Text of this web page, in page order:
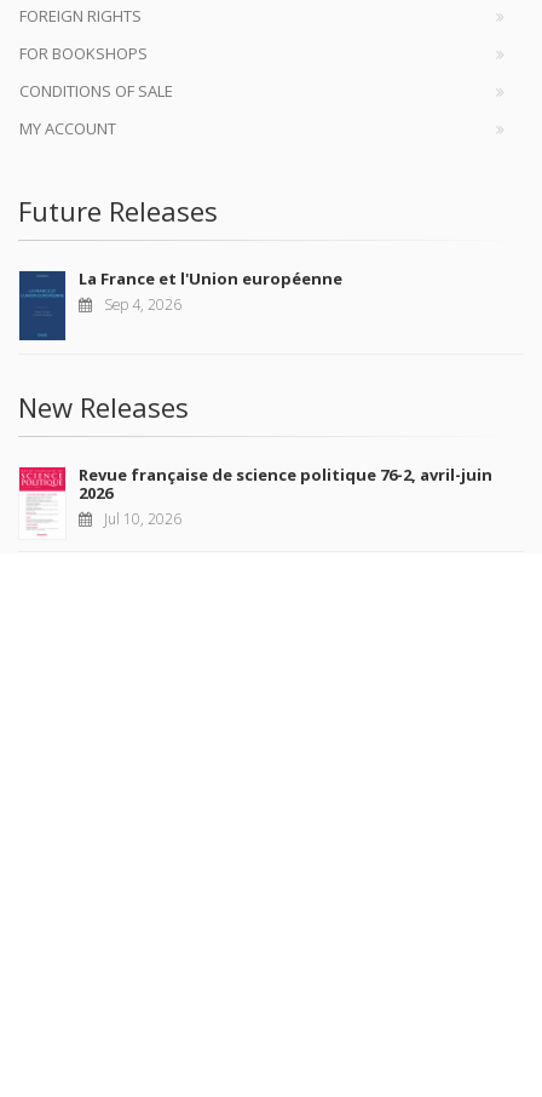
FOREIGN RIGHTS
FOR BOOKSHOPS
CONDITIONS OF SALE
MY ACCOUNT
Future Releases
La France et l'Union européenne
Sep 4, 2026
New Releases
Revue française de science politique 76-2, avril-juin
2026
Jul 10, 2026